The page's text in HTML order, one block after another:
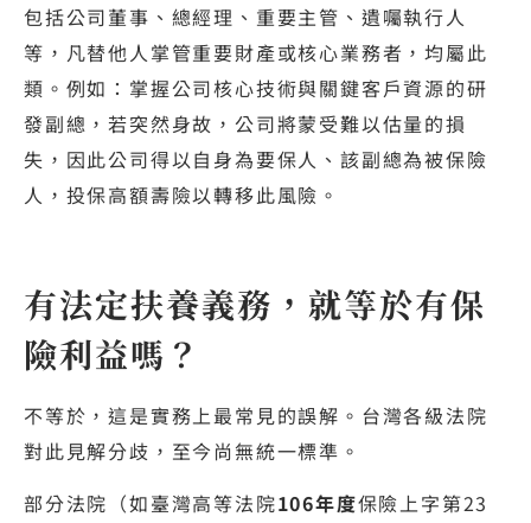
包括公司董事、總經理、重要主管、遺囑執行人
等，凡替他人掌管重要財產或核心業務者，均屬此
類。例如：掌握公司核心技術與關鍵客戶資源的研
發副總，若突然身故，公司將蒙受難以估量的損
失，因此公司得以自身為要保人、該副總為被保險
人，投保高額壽險以轉移此風險。
有法定扶養義務，就等於有保
險利益嗎？
不等於，這是實務上最常見的誤解。台灣各級法院
對此見解分歧，至今尚無統一標準。
部分法院（如臺灣高等法院106年度保險上字第23